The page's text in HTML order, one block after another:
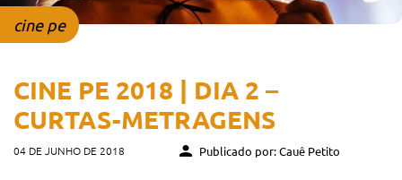
cine pe
CINE PE 2018 | DIA 2 –
CURTAS-METRAGENS
04 DE JUNHO DE 2018 Publicado por: Cauê Petito